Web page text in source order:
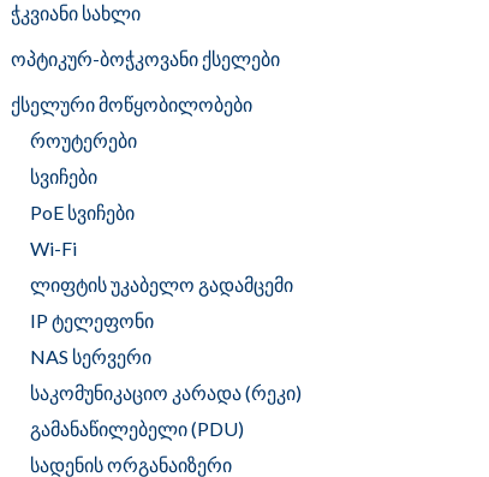
ჭკვიანი სახლი
ოპტიკურ-ბოჭკოვანი ქსელები
ქსელური მოწყობილობები
როუტერები
სვიჩები
PoE სვიჩები
Wi-Fi
ლიფტის უკაბელო გადამცემი
IP ტელეფონი
NAS სერვერი
საკომუნიკაციო კარადა (რეკი)
გამანაწილებელი (PDU)
სადენის ორგანაიზერი